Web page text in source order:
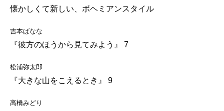
懐かしくて新しい、ボヘミアンスタイル
吉本ばなな
『彼方のほうから見てみよう』 7
松浦弥太郎
『大きな山をこえるとき』 9
高橋みどり